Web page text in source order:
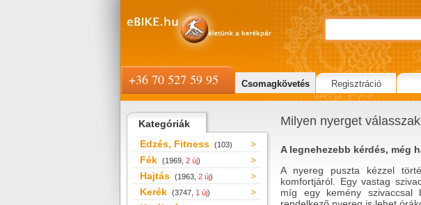
Kategóriák
Edzés, Fitness (103)
Fék (1969, 2 új)
Hajtás (1963, 2 új)
Kerék (3747, 1 új)
Milyen nyerget
A legnehezebb kérdés, még
A nyereg puszta kézzel
komfortjáról. Egy vastag
míg egy kemény szivaccsal
+36 70 527 59 95 Csomagkövetés Regisztráció